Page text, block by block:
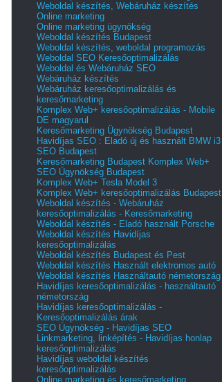
Weboldal készítés, Webáruház készítés
Online marketing
Online marketing ügynökség
Weboldal készítés Budapest
Weboldal készítés, weboldal programozás
Weboldal SEO Keresőoptimalizálás
Weboldal és Webáruház SEO
Webáruház készítés
Webáruház keresőoptimalizálás és
keresőmarketing
Komplex Web+ keresőoptimalizálás - Mobile
DE magyarul
Keresőmarketing Ügynökség Budapest
Havidíjas SEO : Eladó új és használt BMW i3
SEO Budapest
Keresőmarketing Budapest Komplex Web+
SEO Ügynökség Budapest
Komplex Web+ Tesla Model 3
Komplex Web+ keresőoptimalizálás Budapest
Weboldal készítés - Webáruház
keresőoptimalizálás - Keresőmarketing
Weboldal készítés - Eladó használt Porsche
Weboldal készítés Havidíjas
keresőoptimalizálás
Weboldal készítés Budapest és Pest
Weboldal készítés Használt elektromos autó
Weboldal készítés Használtautó németország
Havidíjas keresőoptimalizálás - használtautó
németország
Havidíjas keresőoptimalizálás -
Keresőoptimalizálás árak
SEO Ügynökség - Havidíjas SEO
Linkmarketing, linképítés - Havidíjas honlap
keresőoptimalizálás
Havidíjas weboldal készítés
keresőoptimalizálás
Online marketing és keresőmarketing